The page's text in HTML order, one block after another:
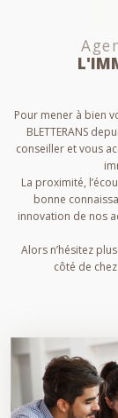
Pour mener à bien
BLETTERANS
conseiller et vous
La proximité,
bonne
innovation de nos
Alors n’hésitez
côté de